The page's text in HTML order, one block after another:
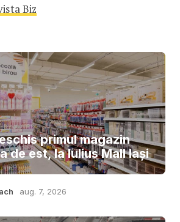
Biz
primul magazin
de est, la Iulius Mall Iași
aug. 7, 2026